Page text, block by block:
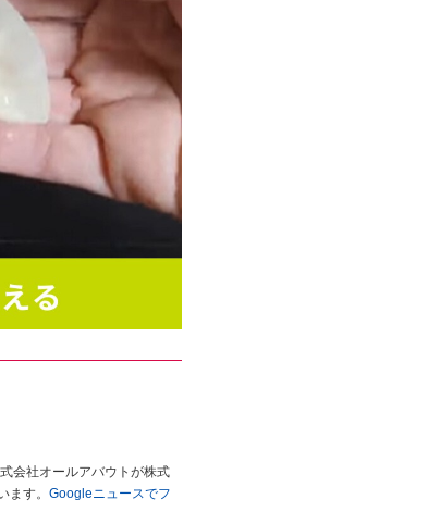
会社オールアバウトが株式
す。 Googleニュースでフ